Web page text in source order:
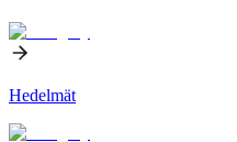
Hedelmät